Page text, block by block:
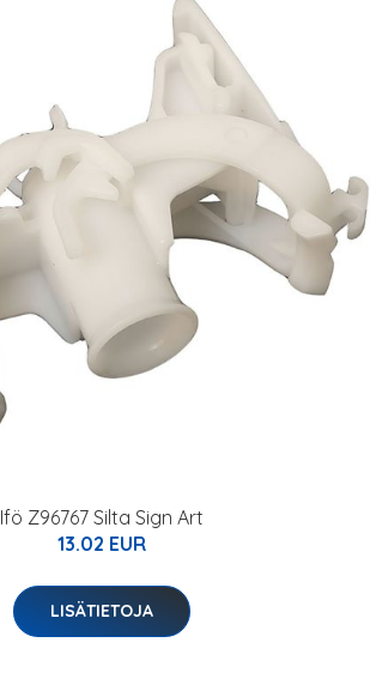
Ifö Z96767 Silta Sign Art
13.02 EUR
LISÄTIETOJA